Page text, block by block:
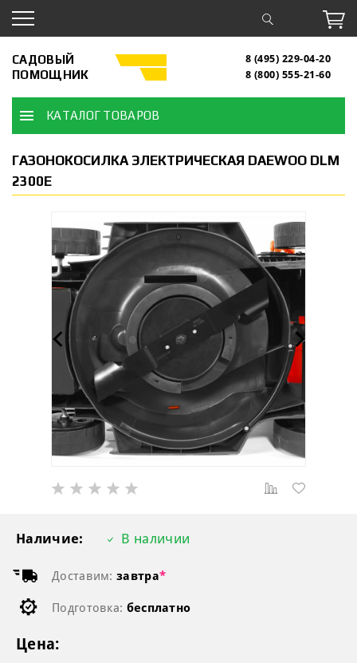
САДОВЫЙ
ПОМОЩНИК
8 (495) 229-04-20
8 (800) 555-21-60
КАТАЛОГ ТОВАРОВ
ГАЗОНОКОСИЛКА ЭЛЕКТРИЧЕСКАЯ DAEWOO DLM
2300E
Наличие: В наличии
Доставим: завтра*
Подготовка: бесплатно
Цена: